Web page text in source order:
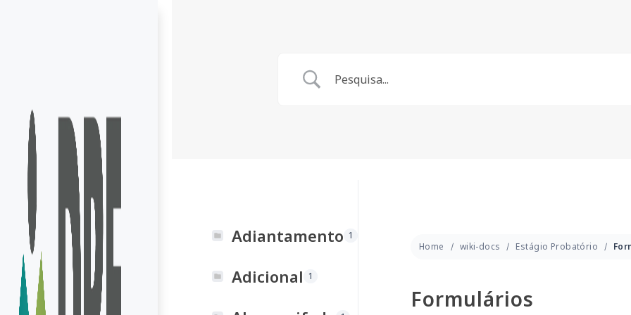
Adiantamento 1
Adicional 1
Home wiki-docs Estágio Probatório
Formulários